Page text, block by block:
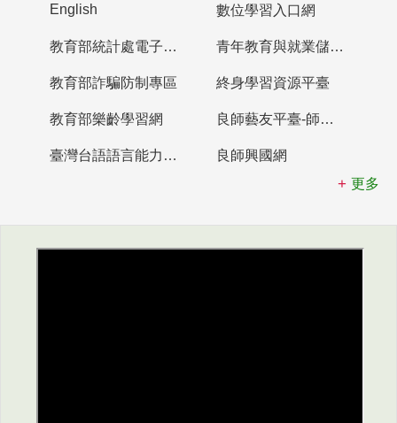
English 數位學習入口網
教育部統計處電子書櫃 青年教育與就業儲蓄帳戶
教育部詐騙防制專區 終身學習資源平臺
教育部樂齡學習網 良師藝友平臺-師資培育整合平臺
臺灣台語語言能力認證網站
良師興國網
更多